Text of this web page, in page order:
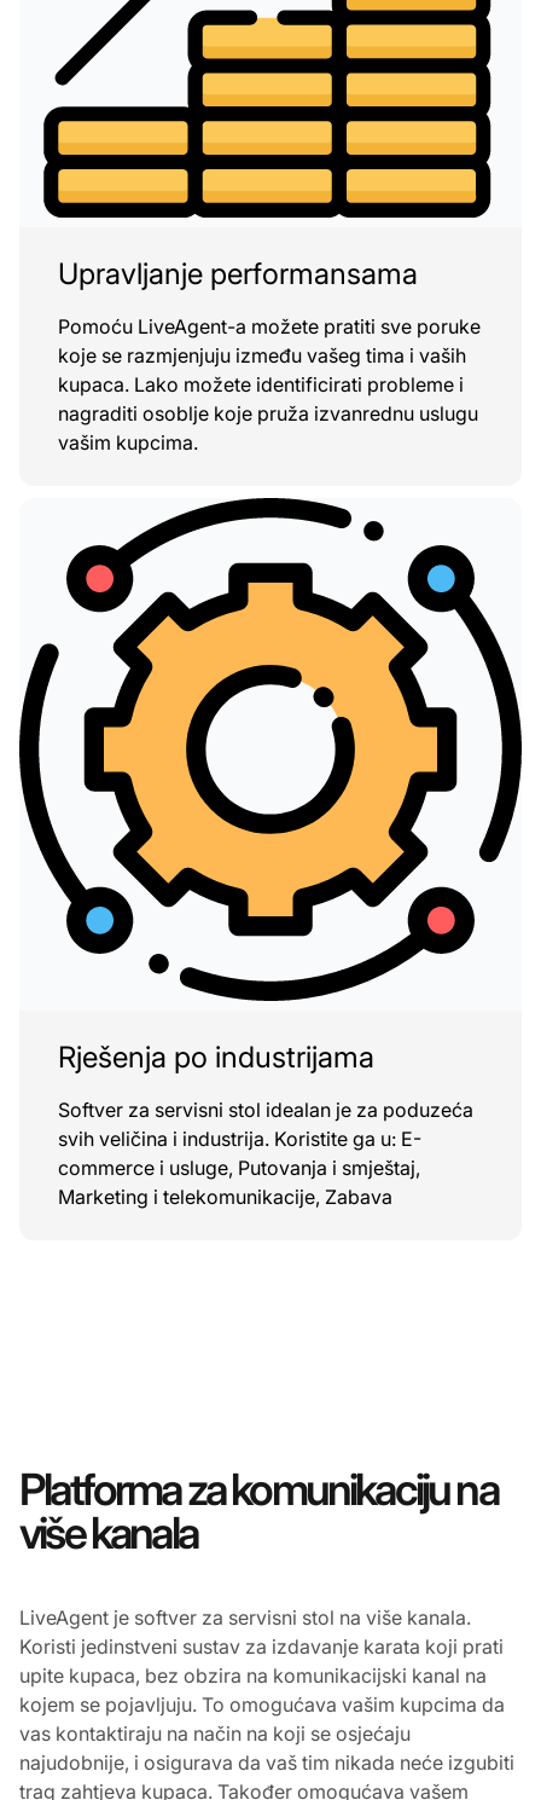
Upravljanje performansama
Pomoću LiveAgent-a možete pratiti sve poruke
koje se razmjenjuju između vašeg tima i vaših
kupaca. Lako možete identificirati probleme i
nagraditi osoblje koje pruža izvanrednu uslugu
vašim kupcima.
Rješenja po industrijama
Softver za servisni stol idealan je za poduzeća
svih veličina i industrija. Koristite ga u: E-
commerce i usluge, Putovanja i smještaj,
Marketing i telekomunikacije, Zabava
Platforma za komunikaciju na
više kanala
LiveAgent je softver za servisni stol na više kanala.
Koristi jedinstveni sustav za izdavanje karata koji prati
upite kupaca, bez obzira na komunikacijski kanal na
kojem se pojavljuju. To omogućava vašim kupcima da
vas kontaktiraju na način na koji se osjećaju
najudobnije, i osigurava da vaš tim nikada neće izgubiti
trag zahtjeva kupaca. Također omogućava vašem